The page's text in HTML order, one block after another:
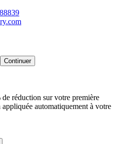
Continuer
réduction sur votre première
automatiquement à votre